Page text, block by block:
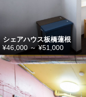
シェアハウス板橋蓮根
¥46,000～¥51,000